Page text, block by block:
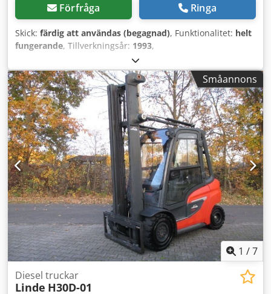
Förfråga Ringa
Skick: färdig att användas (begagnad), Funktionalitet: helt
fungerande, Tillverkningsår: 1993,
1590
hytt, Zenith Maschinenfabrik GmbH,
Neunkirchen/Siegerland, Tyskland Används för tillverkning
av vibropressade betongplattor och kantsten. Maskinen är
fullt fungerande och levereras tillsammans med 2
blandare, aggregatbunkrar, lyftskopor,
förpackningsmaskin samt 150 produktionspallar.
Cedpfxjucruuj Afvorf Formar för olika beläggningsmodeller
ingår också. Vi har även en Mobil Zenith 941 II A från 1978
till salu, även med identifieringsskylt. Maskinen säljs då
den har ersatts av nyare teknik.
Småannons
1 /7
Diesel truckar
Linde H30D-01